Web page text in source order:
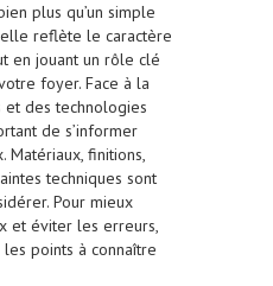
plus qu’un simple
reflète le caractère
en jouant un rôle clé
foyer. Face à la
des technologies
de s’informer
Matériaux, finitions,
techniques sont
Pour mieux
et éviter les erreurs,
points à connaître